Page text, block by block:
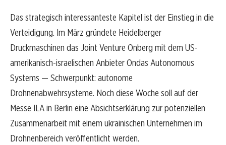
Das strategisch interessanteste Kapitel ist der Einstieg in die
Verteidigung. Im März gründete Heidelberger
Druckmaschinen das Joint Venture Onberg mit dem US-
amerikanisch-israelischen Anbieter Ondas Autonomous
Systems — Schwerpunkt: autonome
Drohnenabwehrsysteme. Noch diese Woche soll auf der
Messe ILA in Berlin eine Absichtserklärung zur potenziellen
Zusammenarbeit mit einem ukrainischen Unternehmen im
Drohnenbereich veröffentlicht werden.